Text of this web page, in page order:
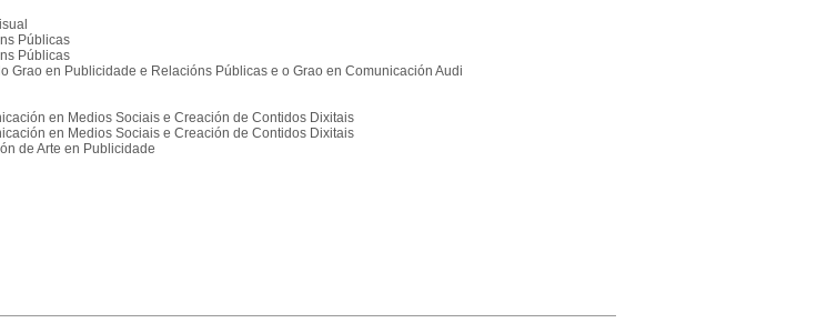
Públicas
Públicas
Grao en Publicidade e Relacións Públicas e o Grao en Comunicación Audi
en Medios Sociais e Creación de Contidos Dixitais
en Medios Sociais e Creación de Contidos Dixitais
de Arte en Publicidade